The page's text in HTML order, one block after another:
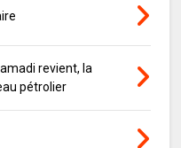
revient, la
pétrolier